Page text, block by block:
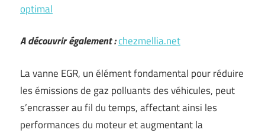
optimal
A découvrir également :chezmellia.net
La vanne EGR, un élément fondamental pour réduire
les émissions de gaz polluants des véhicules, peut
s’encrasser au fil du temps, affectant ainsi les
performances du moteur et augmentant la